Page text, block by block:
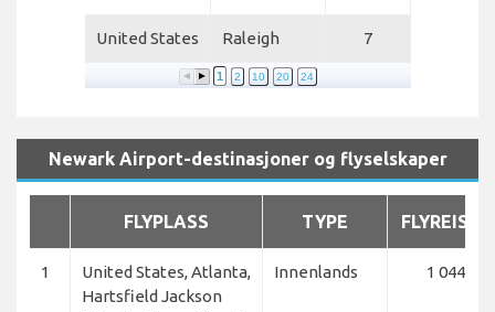
United States Raleigh 7
1 2 10 20 24
Newark Airport-destinasjoner og flyselskaper
FLYPLASS TYPE FLYREISER
1
United States, Atlanta,
Hartsfield Jackson
Innenlands 1 044